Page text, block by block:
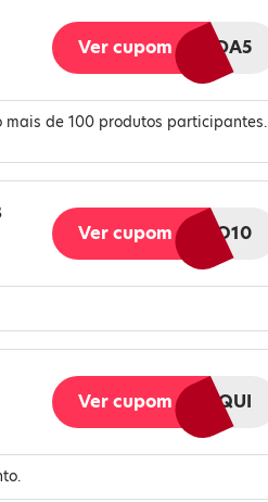
TORCIDA5
Ver cupom
mais de 100 produtos participantes.
ELETRO10
Ver cupom
RESGATEAQUI
Ver cupom